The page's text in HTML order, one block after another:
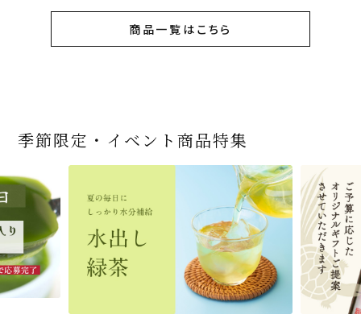
商品一覧はこちら
季節限定・イベント商品特集